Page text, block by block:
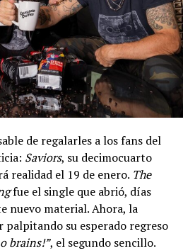
de regalarles a los fans del
Saviors, su decimocuarto
realidad el 19 de enero. The
fue el single que abrió, días
nuevo material. Ahora, la
palpitando su esperado regreso
brains!”, el segundo sencillo.